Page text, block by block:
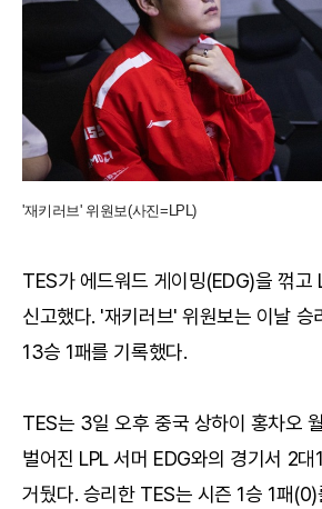
'재키러브' 위원보(사진=LPL)
TES가 에드워드 게이밍(EDG)을 꺾고
신고했다. '재키러브' 위원보는 이날 승
13승 1패를 기록했다.
TES는 3일 오후 중국 상하이 홍차오
벌어진 LPL 서머 EDG와의 경기서 2대
거뒀다. 승리한 TES는 시즌 1승 1패